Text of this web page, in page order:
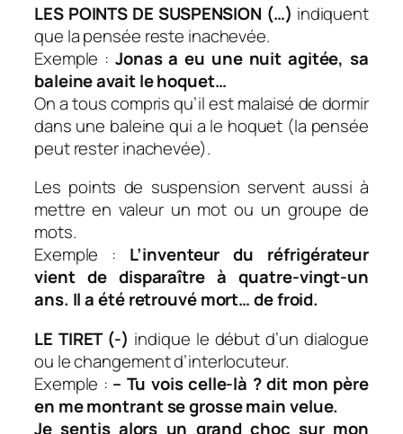
LES POINTS DE SUSPENSION (…) indiquent
que la pensée reste inachevée.
Exemple : Jonas a eu une nuit agitée, sa
baleine avait le hoquet…
On a tous compris qu’il est malaisé de dormir
dans une baleine qui a le hoquet (la pensée
peut rester inachevée).
Les points de suspension servent aussi à
mettre en valeur un mot ou un groupe de
mots.
Exemple : L’inventeur du réfrigérateur
vient de disparaître à quatre-vingt-un
ans. Il a été retrouvé mort… de froid.
LE TIRET (-) indique le début d’un dialogue
ou le changement d’interlocuteur.
Exemple : – Tu vois celle-là ? dit mon père
en me montrant se grosse main velue.
Je sentis alors un grand choc sur mon